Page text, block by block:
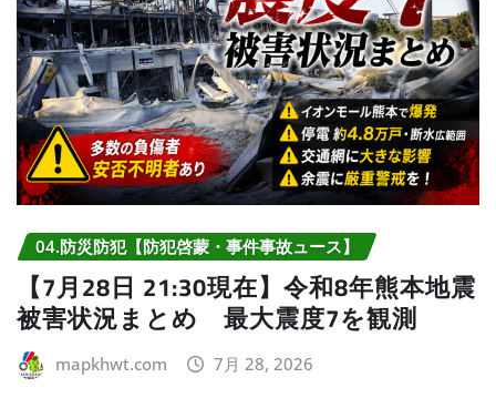
04.防災防犯【防犯啓蒙・事件事故ュース】
【7月28日 21:30現在】令和8年熊本地震
被害状況まとめ 最大震度7を観測
mapkhwt.com 7月 28, 2026